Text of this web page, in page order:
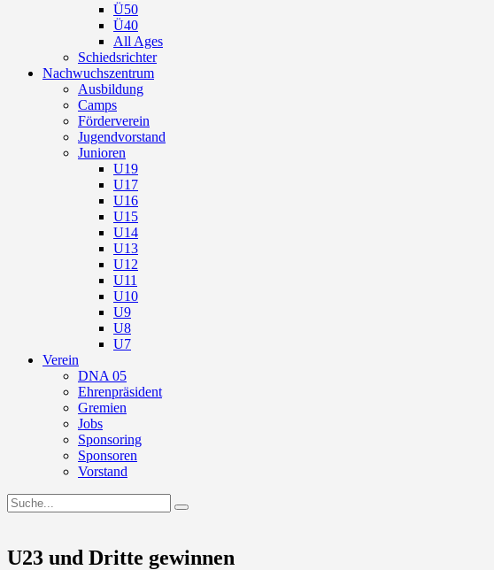
Ü50
Ü40
All Ages
Schiedsrichter
Nachwuchszentrum
Ausbildung
Camps
Förderverein
Jugendvorstand
Junioren
U19
U17
U16
U15
U14
U13
U12
U11
U10
U9
U8
U7
Verein
DNA 05
Ehrenpräsident
Gremien
Jobs
Sponsoring
Sponsoren
Vorstand
U23 und Dritte gewinnen